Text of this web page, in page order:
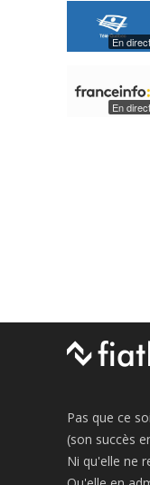
En direct
En direct
Pas que ce
(son succès
Ni qu'elle ne